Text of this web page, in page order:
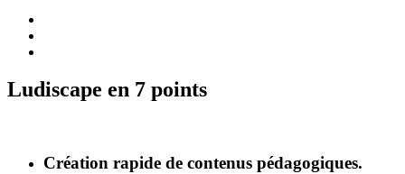
Ludiscape en 7 points
Création rapide de contenus pédagogiques.